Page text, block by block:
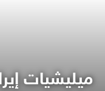
ميليشيات